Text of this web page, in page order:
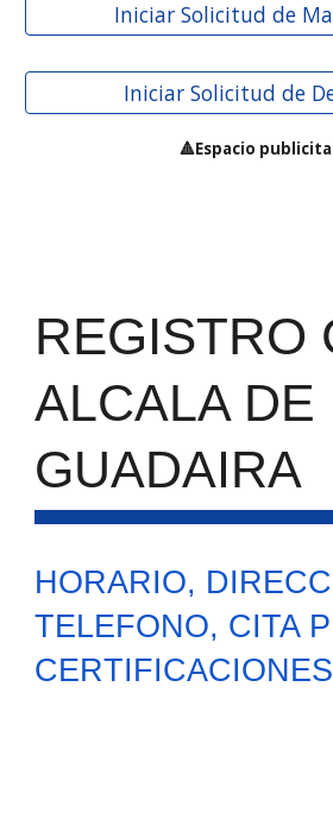
Iniciar Solicitud de
Iniciar Solicitud de
🔺Espacio
REGISTRO
ALCALA DE
GUADAIRA
HORARIO,
TELEFONO, CITA
CERTIFICACIONES